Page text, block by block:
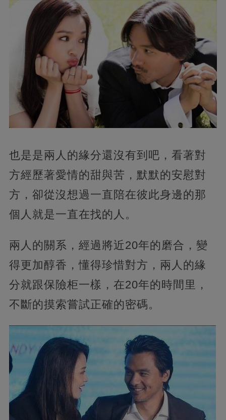
也是是兩人的緣分還沒有到吧，看著對
方經歷著愛情的甜與苦，默默的安慰對
方，卻從沒想過一直陪在彼此身邊的那
個人就是一直在找的人。
兩人的關系，經過將近20年的磨合，變
得更加醇香，懂得珍惜對方，兩人的緣
分就跟保險柜一樣，在20年的時間里，
不斷的摸索嘗試正確的密碼。